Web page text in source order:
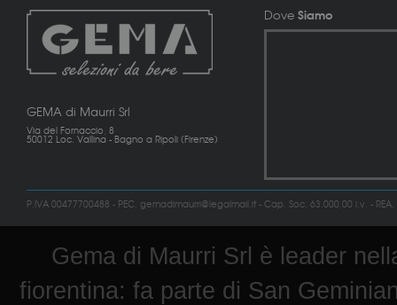
GEMA di Maurri Srl
Via del Fornaccio, 8
50012 Loc. Vallina - Bagno a Ripoli (Firenze)
Dove Siamo
P.IVA 00477700488 - PEC. gemadimaurri@legalmail.it - Cap. Soc. 63.000,00 i.v. -
Gema di Maurri Srl è leader
fiorentina: fa parte di San